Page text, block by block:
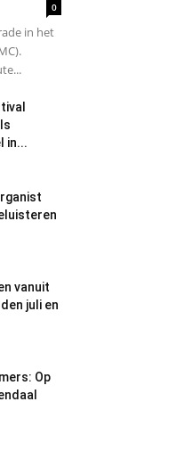
0
in het
in...
vanuit
juli en
Op